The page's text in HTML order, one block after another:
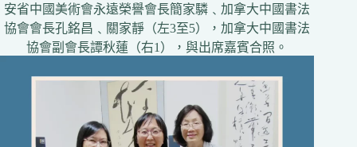
安省中國美術會永遠榮譽會長簡家驎﹑加拿大中國書法
協會會長孔銘昌﹑關家靜（左3至5），加拿大中國書法
協會副會長譚秋蓮（右1），與出席嘉賓合照。